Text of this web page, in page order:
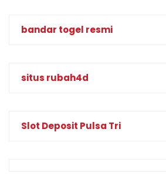
bandar togel resmi
situs rubah4d
Slot Deposit Pulsa Tri